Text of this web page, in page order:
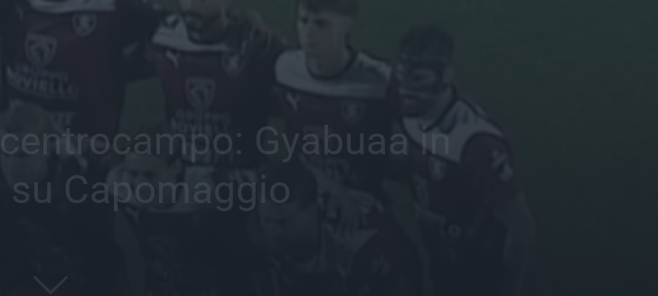
Gyabuaa in
Capomaggio